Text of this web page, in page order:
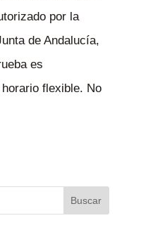
por la
de Andalucía,
es
flexible. No